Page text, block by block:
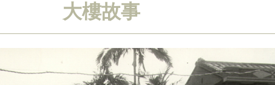
大樓故事